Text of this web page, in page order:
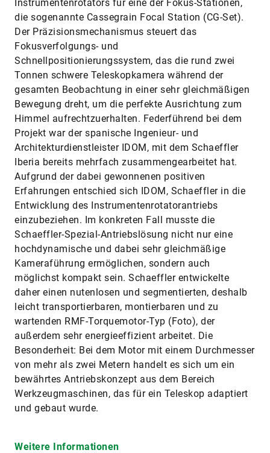
Instrumentenrotators für eine der Fokus-Stationen,
die sogenannte Cassegrain Focal Station (CG-Set).
Der Präzisionsmechanismus steuert das
Fokusverfolgungs- und
Schnellpositionierungssystem, das die rund zwei
Tonnen schwere Teleskopkamera während der
gesamten Beobachtung in einer sehr gleichmäßigen
Bewegung dreht, um die perfekte Ausrichtung zum
Himmel aufrechtzuerhalten. Federführend bei dem
Projekt war der spanische Ingenieur- und
Architekturdienstleister IDOM, mit dem Schaeffler
Iberia bereits mehrfach zusammengearbeitet hat.
Aufgrund der dabei gewonnenen positiven
Erfahrungen entschied sich IDOM, Schaeffler in die
Entwicklung des Instrumentenrotatorantriebs
einzubeziehen. Im konkreten Fall musste die
Schaeffler-Spezial-Antriebslösung nicht nur eine
hochdynamische und dabei sehr gleichmäßige
Kameraführung ermöglichen, sondern auch
möglichst kompakt sein. Schaeffler entwickelte
daher einen nutenlosen und segmentierten, deshalb
leicht transportierbaren, montierbaren und zu
wartenden RMF-Torquemotor-Typ (Foto), der
außerdem sehr energieeffizient arbeitet. Die
Besonderheit: Bei dem Motor mit einem Durchmesser
von mehr als zwei Metern handelt es sich um ein
bewährtes Antriebskonzept aus dem Bereich
Werkzeugmaschinen, das für ein Teleskop adaptiert
und gebaut wurde.
Weitere Informationen